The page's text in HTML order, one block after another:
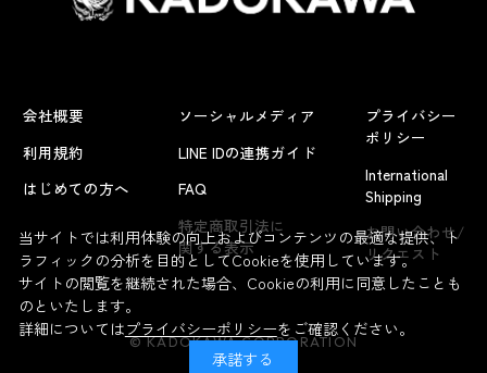
会社概要
利用規約
はじめての方へ
ソーシャルメディア
LINE IDの連携ガイド
FAQ
特定商取引法に
関する表示
プライバシー
ポリシー
International
Shipping
お問い合わせ/
リクエスト
© KADOKAWA CORPORATION
当サイトでは利用体験の向上およびコンテンツの最適な提供、ト
ラフィックの分析を目的としてCookieを使用しています。
サイトの閲覧を継続された場合、Cookieの利用に同意したことも
のといたします。
詳細についてはプライバシーポリシーをご確認ください。
承諾する